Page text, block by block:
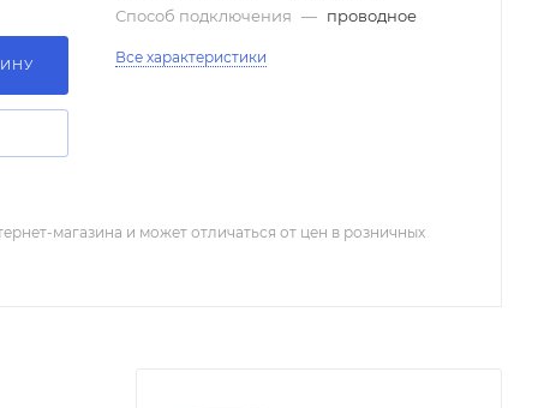
Способ подключения — проводное
Все характеристики
магазина и может отличаться от цен в розничных